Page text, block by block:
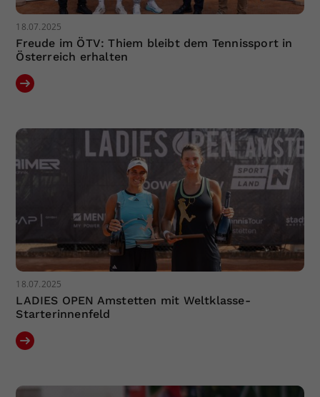
18.07.2025
Freude im ÖTV: Thiem bleibt dem Tennissport in
Österreich erhalten
18.07.2025
LADIES OPEN Amstetten mit Weltklasse-
Starterinnenfeld